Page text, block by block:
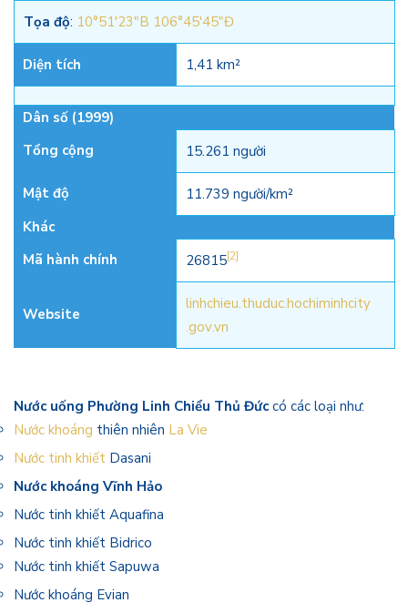
Tọa độ: 10°51′23″B 106°45′45″Đ
Diện tích 1,41 km²
Dân số (1999)
Tổng cộng
15.261 người
Mật độ
11.739 người/km²
Khác
Mã hành chính
26815[2]
Website
linhchieu.thuduc.hochiminhcity
.gov.vn
Nước uống Phường Linh Chiểu Thủ Đức có các loại như:
Nước khoáng thiên nhiên La Vie
Nước tinh khiết Dasani
Nước khoáng Vĩnh Hảo
Nước tinh khiết Aquafina
Nước tinh khiết Bidrico
Nước tinh khiết Sapuwa
Nước khoáng Evian